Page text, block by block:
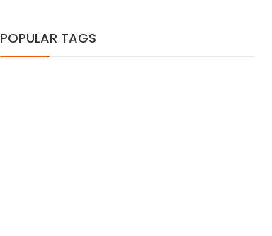
POPULAR TAGS